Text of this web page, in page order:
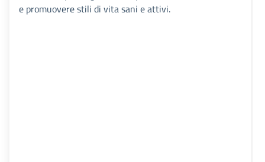
e promuovere stili di vita sani e attivi.